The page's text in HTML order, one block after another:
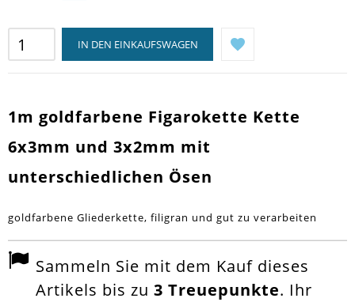
IN DEN EINKAUFSWAGEN
1m goldfarbene Figarokette Kette
6x3mm und 3x2mm mit
unterschiedlichen Ösen
goldfarbene Gliederkette, filigran und gut zu verarbeiten
Sammeln Sie mit dem Kauf dieses
Artikels bis zu 3 Treuepunkte. Ihr